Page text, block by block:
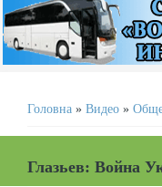
Головна » Видео »
Глазьев: Война